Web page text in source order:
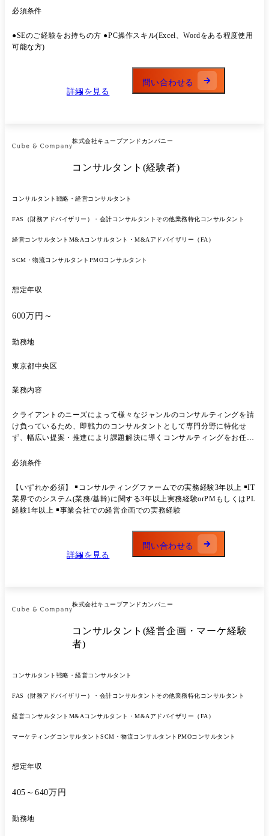
よびITプロジェクトのPMOなど) ●ITに限らず個⼈の適性、希望を判断
ルティング業務全般
必須条件
●SEのご経験をお持ちの⽅ ●PC操作スキル(Excel、Wordをある程度使⽤
可能な⽅)
詳細を見る
問い合わせる
株式会社キューブアンドカンパニー
コンサルタント(経験者)
コンサルタント 戦略・経営コンサルタント
FAS（財務アドバイザリー）・会計コンサルタント その他業務特化コンサルタント
経営コンサルタント M&Aコンサルタント・M&Aアドバイザリー（FA）
SCM・物流コンサルタント PMOコンサルタント
想定年収
600万円～
勤務地
東京都中央区
業務内容
クライアントのニーズによって様々なジャンルのコンサルティングを請
け負っているため、即戦⼒のコンサルタントとして専⾨分野に特化せ
ず、幅広い提案・推進により課題解決に導くコンサルティングをお任せ
￭情報システムに関する企画、実⾏⽀援(PMO) ￭SCM戦略の⽴案、実⾏
様々なジャンルのコンサルティングを請け負っているため、コンサルタ
ントとして専⾨分野に特化せず、幅広い知識、経験を⾝に付けることが
可能です。 ★単に企画を⽴案し提⽰するのではなく、「お客様視点で、
ております。 ★⾃ら新規事業⽴上げも経験できる環境︕スピード感をも
必須条件
【いずれか必須】 ￭コンサルティングファームでの実務経験3年以上 ￭IT
業界でのシステム(業務/基幹)に関する3年以上実務経験orPMもしくはPL
経験1年以上 ￭事業会社での経営企画での実務経験
詳細を見る
問い合わせる
株式会社キューブアンドカンパニー
コンサルタント(経営企画・マーケ経験
者)
コンサルタント 戦略・経営コンサルタント
FAS（財務アドバイザリー）・会計コンサルタント その他業務特化コンサルタント
経営コンサルタント M&Aコンサルタント・M&Aアドバイザリー（FA）
マーケティングコンサルタントSCM・物流コンサルタント PMOコンサルタント
想定年収
405～640万円
勤務地